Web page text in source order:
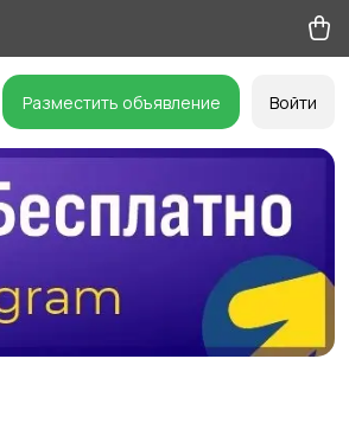
Разместить объявление Войти